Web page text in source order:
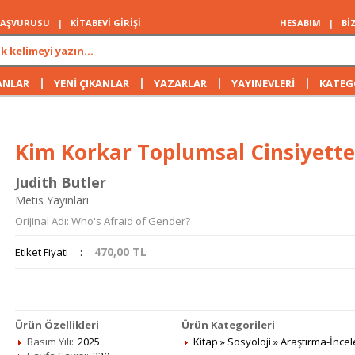
| KİTABEVİ GİRİŞİ HESABIM |
| YENİ ÇIKANLAR | YAZARLAR | YAYINEVLERİ |
Kim Korkar Toplumsal
Judith Butler
Metis Yayınları
Orijinal Adı: Who's Afraid of Gender?
Etiket Fiyatı : 470,00 TL
Ürün Özellikleri
Basım Yılı: 2025
Ürün Kategorileri
Kitap » Sosyoloji »Araştırma-